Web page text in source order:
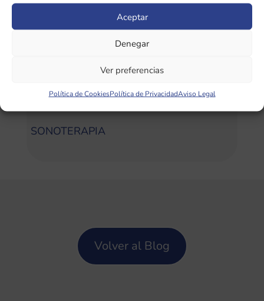
Aceptar
Denegar
Ver preferencias
Política de CookiesPolítica de PrivacidadAviso Legal
las 5 frecuencias cerebrales y sus
beneficios
¿Qué importancia tiene la afinación de
diapasones en sonoterapia?
Categorías
SONOTERAPIA
Volver al Blog